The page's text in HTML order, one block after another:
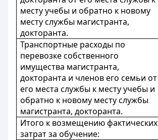
месту учебы и обратно к новому
месту службы магистранта,
докторанта.
Транспортные расходы по
перевозке собственного
имущества магистранта,
докторанта и членов его семьи от
его места службы к месту учебы и
обратно к новому месту службы
магистранта, докторанта.
Итого к возмещению фактических
затрат за обучение: